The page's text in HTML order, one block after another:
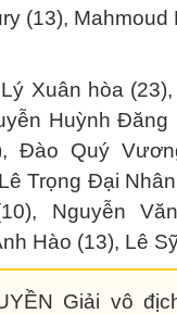
(13), Mahmoud
Xuân hòa
Huỳnh Đăng
Đào Quý
Trọng Đại
Nguyễn
Hào (13), Lê
Giải vô